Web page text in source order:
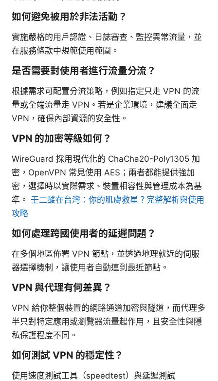
如何避免被用於非法活動？
實施嚴格的用戶認證、日誌審查、監控異常流量，並
在服務條款中規範使用範圍。
是否需要對使用者進行流量分流？
根據需求可配置分流策略，例如指定只走 VPN 的流
量或全端流量走 VPN。若是企業環境，建議全面走
VPN，確保內部資源的安全性。
VPN 的加密等級如何？
WireGuard 採用現代化的 ChaCha20-Poly1305 加
密，OpenVPN 常見使用 AES；兩者都能提供強加
密，選擇時以實際需求、裝置相容性與管理成本為基
準。 壬二酸在台灣：你的肌膚救星？完整解析與使用
攻略
如何處理跨國使用者的延遲問題？
在多個地區佈署 VPN 節點，並透過地理就近的伺服
器選擇機制，讓使用者自動連到最近節點。
VPN 與代理有何差異？
VPN 給你整個裝置的網路通道加密與隧道，而代理多
半只對特定應用或瀏覽器流量起作用，且安全性與隱
私保護程度不同。
如何測試 VPN 的穩定性？
使用速度測試工具（speedtest）與延遲測試